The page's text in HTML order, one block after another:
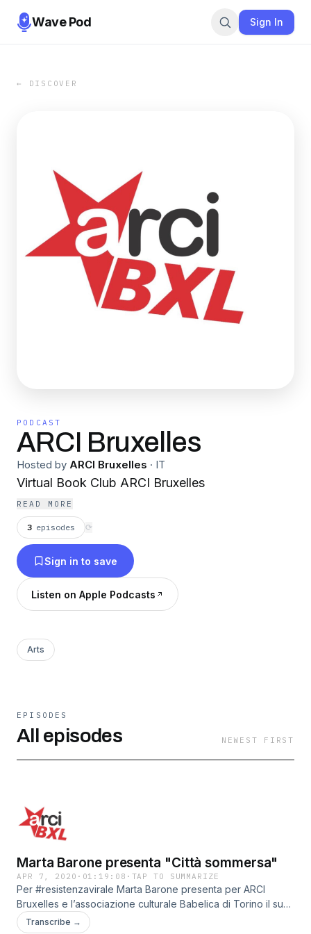
Wave Pod Sign In
← DISCOVER
PODCAST
ARCI Bruxelles
Hosted by ARCI Bruxelles · IT
Virtual Book Club ARCI Bruxelles
READ MORE
3 episodes ⟳
Sign in to save
Listen on Apple Podcasts
Arts
EPISODES
All episodes NEWEST FIRST
Marta Barone presenta "Città sommersa"
APR 7, 2020 · 01:19:08 · TAP TO SUMMARIZE
Per #resistenzavirale Marta Barone presenta per ARCI
Bruxelles e l’associazione culturale Babelica di Torino il suo
ultimo lavoro: “Città sommersa” Bompiani. Il romanzo è stato
Transcribe →